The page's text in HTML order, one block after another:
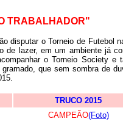
TRABALHADOR"
disputar o Torneio de Futebol
lazer, em um ambiente já
o Torneio Society e
que sem sombra de
TRUCO 2015
CAMPEÃO(Foto)